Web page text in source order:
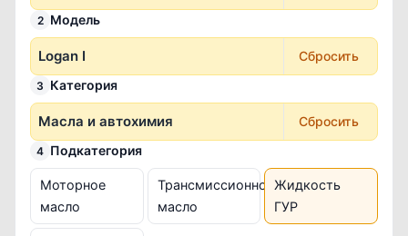
2 Модель
Logan I Сбросить
3 Категория
Масла и автохимия Сбросить
4 Подкатегория
Моторное
масло
Трансмиссионное
масло
Жидкость
ГУР